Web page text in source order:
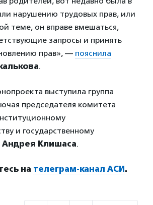
нарушению трудовых прав, или
теме, он вправе вмешаться,
запросы и принять
прав», — пояснила
.
выступила группа
председателя комитета
и государственному
Андрея Клишаса.
на телеграм-канал АСИ .